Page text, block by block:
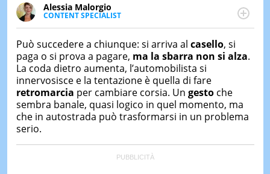
DI
IERI
Alessia Malorgio
CONTENT SPECIALIST
Ha conseguito un Master in Marketing Management
occupa della creazione di contenuti in ottica SEO e
dello sviluppo di strategie marketing attraverso
canali digitali.
Può succedere a chiunque: si arriva al casello, si
paga o si prova a pagare, ma la sbarra non si alza.
La coda dietro aumenta, l’automobilista si
innervosisce e la tentazione è quella di fare
retromarcia per cambiare corsia. Un gestoche
sembra banale, quasi logico in quel momento, ma
che in autostrada può trasformarsi in un problema
serio.